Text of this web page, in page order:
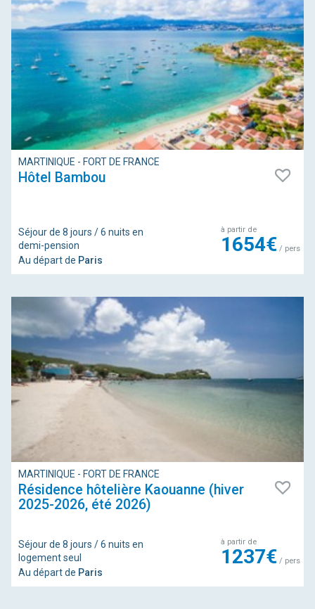
MARTINIQUE - FORT DE FRANCE
Hôtel Bambou
Séjour de 8 jours / 6 nuits en
demi-pension
Au départ de Paris
à partir de
1654€/ pers
MARTINIQUE - FORT DE FRANCE
Résidence hôtelière Kaouanne (hiver
2025-2026, été 2026)
Séjour de 8 jours / 6 nuits en
logement seul
Au départ de Paris
à partir de
1237€/ pers